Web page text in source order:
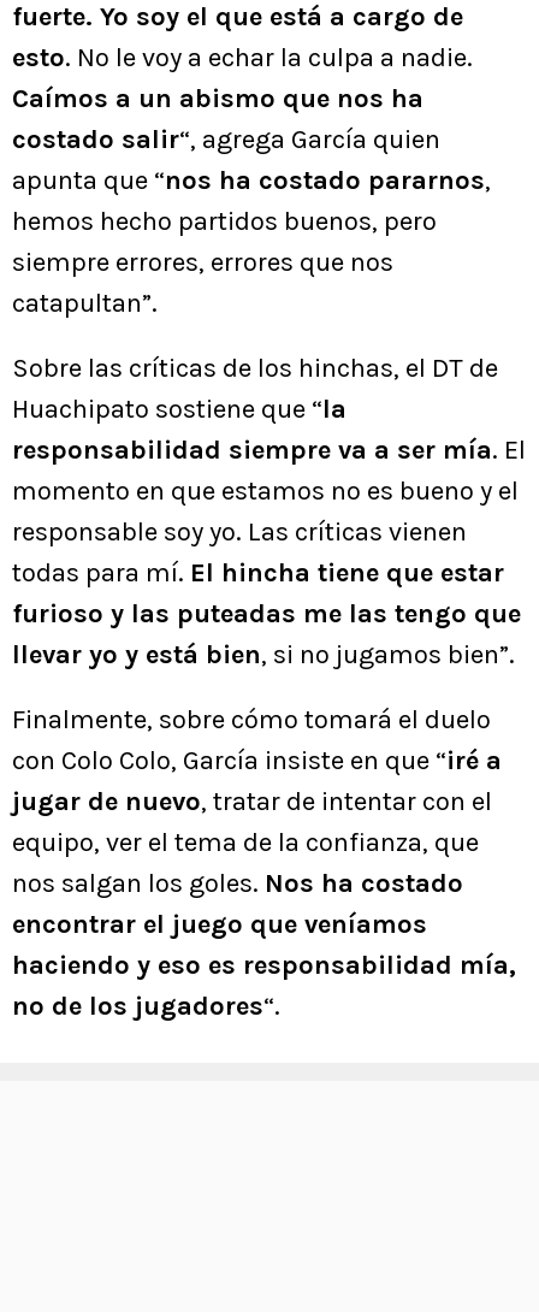
fuerte. Yo soy el que está a cargo de
esto. No le voy a echar la culpa a nadie.
Caímos a un abismo que nos ha
costado salir“, agrega García quien
apunta que “nos ha costado pararnos,
hemos hecho partidos buenos, pero
siempre errores, errores que nos
catapultan”.
Sobre las críticas de los hinchas, el DT de
Huachipato sostiene que “la
responsabilidad siempre va a ser mía. El
momento en que estamos no es bueno y el
responsable soy yo. Las críticas vienen
todas para mí. El hincha tiene que estar
furioso y las puteadas me las tengo que
llevar yo y está bien, si no jugamos bien”.
Finalmente, sobre cómo tomará el duelo
con Colo Colo, García insiste en que “iré a
jugar de nuevo, tratar de intentar con el
equipo, ver el tema de la confianza, que
nos salgan los goles. Nos ha costado
encontrar el juego que veníamos
haciendo y eso es responsabilidad mía,
no de los jugadores“.